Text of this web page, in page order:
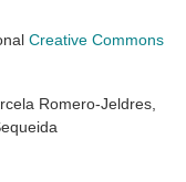
Creative Commons
Romero-Jeldres,